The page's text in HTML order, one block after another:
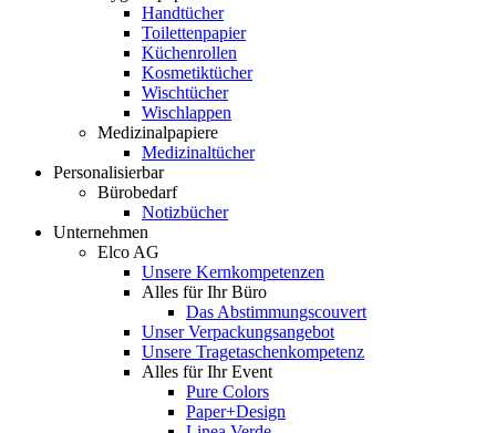
Handtücher
Toilettenpapier
Küchenrollen
Kosmetiktücher
Wischtücher
Wischlappen
Medizinalpapiere
Medizinaltücher
Personalisierbar
Bürobedarf
Notizbücher
Unternehmen
Elco AG
Unsere Kernkompetenzen
Alles für Ihr Büro
Das Abstimmungscouvert
Unser Verpackungsangebot
Unsere Tragetaschenkompetenz
Alles für Ihr Event
Pure Colors
Paper+Design